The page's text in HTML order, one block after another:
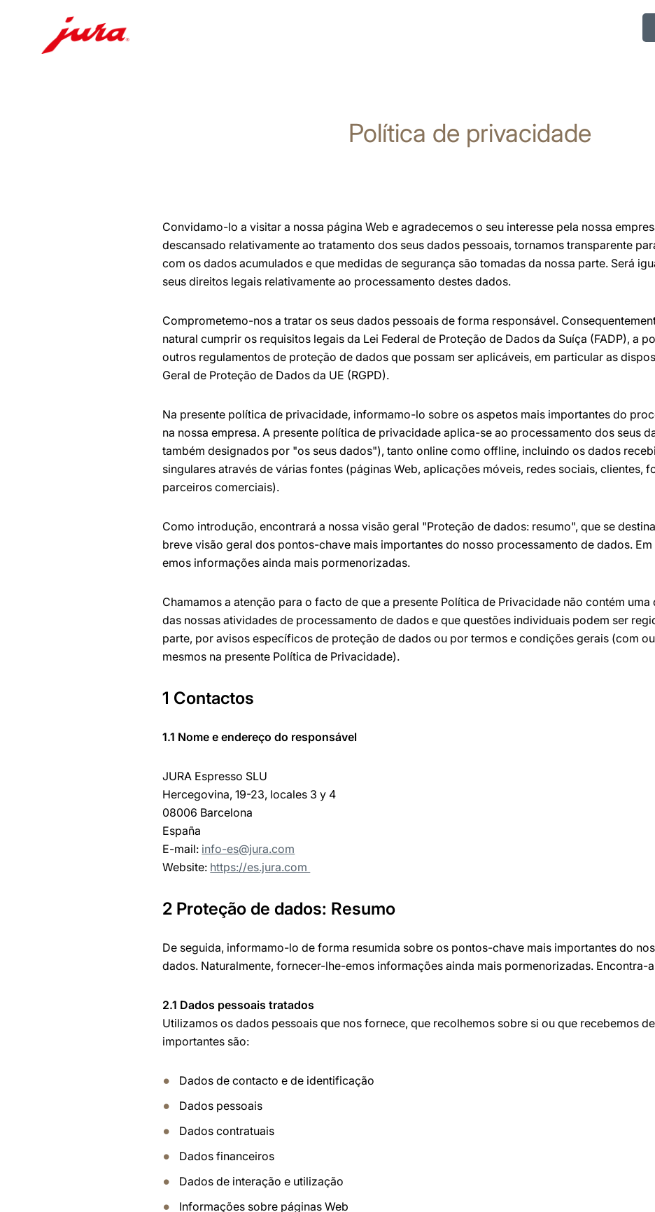
Política de privacidade
Convidamo-lo a visitar a nossa página Web e agradecemos o seu interesse pela nossa
descansado relativamente ao tratamento dos seus dados pessoais, tornamos transparente
com os dados acumulados e que medidas de segurança são tomadas da nossa parte. Será
seus direitos legais relativamente ao processamento destes dados.
Comprometemo-nos a tratar os seus dados pessoais de forma responsável.
natural cumprir os requisitos legais da Lei Federal de Proteção de Dados da Suíça (FADP), a
outros regulamentos de proteção de dados que possam ser aplicáveis, em particular as
Geral de Proteção de Dados da UE (RGPD).
Na presente política de privacidade, informamo-lo sobre os aspetos mais importantes do
na nossa empresa. A presente política de privacidade aplica-se ao processamento dos seus
também designados por "os seus dados"), tanto online como offline, incluindo os dados
singulares através de várias fontes (páginas Web, aplicações móveis, redes sociais, clientes,
parceiros comerciais).
Como introdução, encontrará a nossa visão geral "Proteção de dados: resumo", que se
breve visão geral dos pontos-chave mais importantes do nosso processamento de dados.
emos informações ainda mais pormenorizadas.
Chamamos a atenção para o facto de que a presente Política de Privacidade não contém
das nossas atividades de processamento de dados e que questões individuais podem ser
parte, por avisos específicos de proteção de dados ou por termos e condições gerais (com
mesmos na presente Política de Privacidade).
1 Contactos
1.1 Nome e endereço do responsável
JURA Espresso SLU
Hercegovina, 19-23, locales 3 y 4
08006 Barcelona
España
E-mail: info-es@jura.com
Website: https://es.jura.com
2 Proteção de dados: Resumo
De seguida, informamo-lo de forma resumida sobre os pontos-chave mais importantes do
dados. Naturalmente, fornecer-lhe-emos informações ainda mais pormenorizadas. Encontra-
2.1 Dados pessoais tratados
Utilizamos os dados pessoais que nos fornece, que recolhemos sobre si ou que recebemos
importantes são:
Dados de contacto e de identificação
Dados pessoais
Dados contratuais
Dados financeiros
Dados de interação e utilização
Informações sobre páginas Web